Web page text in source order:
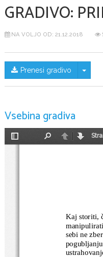
GRADIVO:
NA VOLJO OD: 21.12.2018
Prenesi gradivo Skrij/
Vsebina gradiva
Preklopi
NazajNaprej
Kaj storiti,
sebi ne